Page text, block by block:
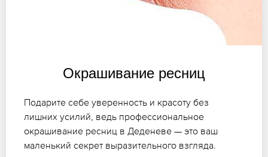
Окрашивание ресниц
Подарите себе уверенность и красоту без
лишних усилий, ведь профессиональное
окрашивание ресниц в Деденеве — это ваш
маленький секрет выразительного взгляда.